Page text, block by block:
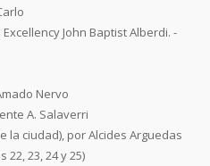
John Baptist Alberdi. -
Nervo
A. Salaverri
la ciudad), por Alcides Arguedas
22, 23, 24 y 25)